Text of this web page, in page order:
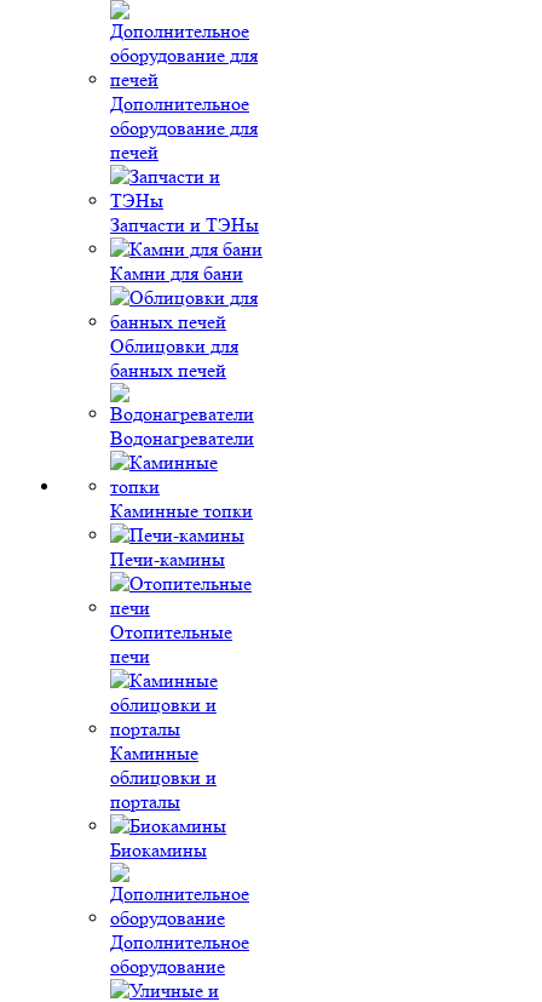
Дополнительное
оборудование для
печей
Запчасти и ТЭНы
Камни для бани
Облицовки для
банных печей
Водонагреватели
Каминные топки
Печи-камины
Отопительные
печи
Каминные
облицовки и
порталы
Биокамины
Дополнительное
оборудование